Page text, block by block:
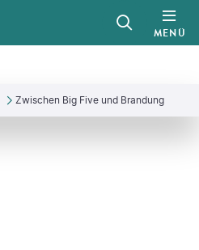
MENÜ
Zwischen Big Five und Brandung